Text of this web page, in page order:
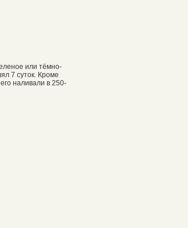
или тёмно-
7 суток. Кроме
наливали в 250-